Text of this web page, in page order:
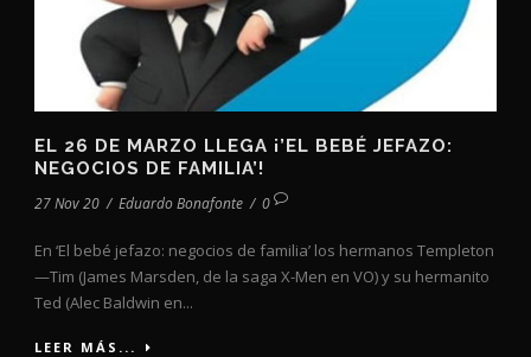
EL 26 DE MARZO LLEGA ¡’EL BEBÉ JEFAZO:
NEGOCIOS DE FAMILIA’!
27 Nov 20 / Eduardo Bonafonte / 0
En ‘El bebé jefazo: negocios de familia’ los hermanos Templeton
—Tim (James Marsden, de la saga X-Men en VO) y su hermanito
Ted (Alec Baldwin en...
LEER MÁS...